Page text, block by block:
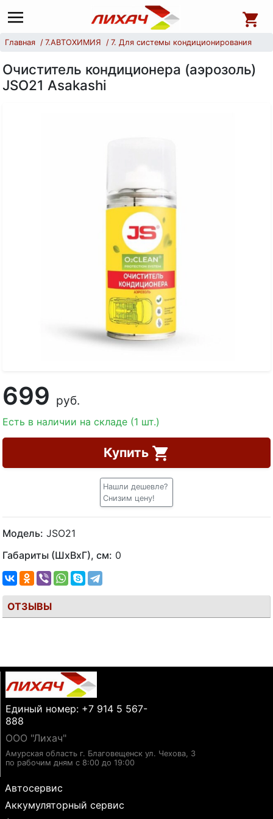
Главная 7.АВТОХИМИЯ 7. Для системы кондиционирования
Очиститель кондиционера (аэрозоль)
JSO21 Asakashi
699 руб.
Есть в наличии на складе (1 шт.)
Купить
Нашли дешевле?
Снизим цену!
Модель: JSO21
Габариты (ШхВхГ), см: 0
ОТЗЫВЫ
Единый номер: +7 914 5 567-
888
ООО "Лихач"
Амурская область г. Благовещенск ул. Чехова, 3
по рабочим дням с 8:00 до 19:00
Автосервис
Аккумуляторный сервис